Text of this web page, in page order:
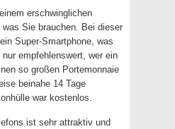
erschwinglichen
Sie brauchen. Bei dieser
Super-Smartphone, was
empfehlenswert, wer ein
so großen Portemonnaie
beinahe 14 Tage
war kostenlos.
ist sehr attraktiv und